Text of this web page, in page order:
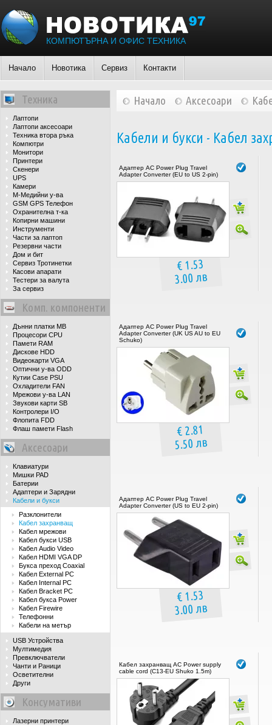
КОМПЮТЪРНА И ОФИС ТЕХНИКА
Начало Новотика Сервиз Контакти
Техника
Лаптопи
Лаптопи аксесоари
Техника втора ръка
Компютри
Монитори
Принтери
Скенери
UPS
Камери
М-Медийни у-ва
GSM GPS Телефон
Охранителна т-ка
Копирни машини
Инструменти
Части за лаптоп
Резервни части
Дом и бит
Сервиз Тротинетки
Касови апарати
Тестери за валута
За сервиз
Комп. компоненти
Дънни платки MB
Процесори CPU
Памети RAM
Дискове HDD
Видеокарти VGA
Оптични у-ва ODD
Кутии Case PSU
Охладители FAN
Мрежови у-ва LAN
Звукови карти SB
Контролери I/O
Флопита FDD
Флаш памети Flash
Аксесоари
Клавиатури
Мишки PAD
Батерии
Адаптери и Зарядни
Кабели и букси
Разклонители
Кабел захранващ
Кабел мрежови
Кабел букси USB
Кабел Audio Video
Кабел HDMI VGA DP
Букса преход Coaxial
Кабел External PC
Кабел Internal PC
Кабел Bracket PC
Кабел букса Power
Кабел Firewire
Телефонни
Кабели на метър
USB Устройства
Мултимедия
Превключватели
Чанти и Раници
Осветителни
Други
Консумативи
Лазерни принтери
Начало Аксесоари
Кабели и букси - Кабел
Адаптер AC Power Plug Travel
Adapter Converter (EU to US 2-pin)
€ 1.53
3.00 лв
Адаптер AC Power Plug Travel
Adapter Converter (UK US AU to EU
Schuko)
€ 2.81
5.50 лв
Адаптер AC Power Plug Travel
Adapter Converter (US to EU 2-pin)
€ 1.53
3.00 лв
Кабел захранващ AC Power supply
cable cord (C13-EU Shuko 1.5m)